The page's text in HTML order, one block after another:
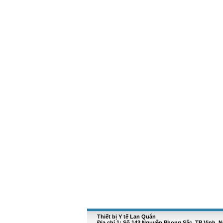
Thiết bị Y tế Lan Quán